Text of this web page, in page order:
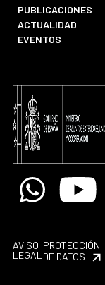
PUBLICACIONES
ACTUALIDAD
EVENTOS
WhatsappYoutube
AVISO
LEGAL
PROTECCIÓN
DE DATOS